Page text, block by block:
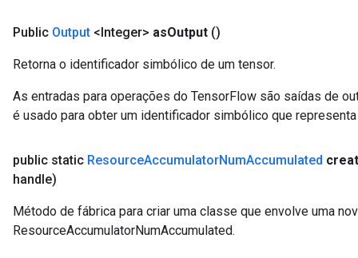
Public Output <Integer> asOutput ()
Retorna o identificador simbólico de um tensor.
As entradas para operações do TensorFlow são saídas de
é usado para obter um identificador simbólico que
public static ResourceAccumulatorNumAccumulated
handle)
Método de fábrica para criar uma classe que envolve uma
ResourceAccumulatorNumAccumulated.